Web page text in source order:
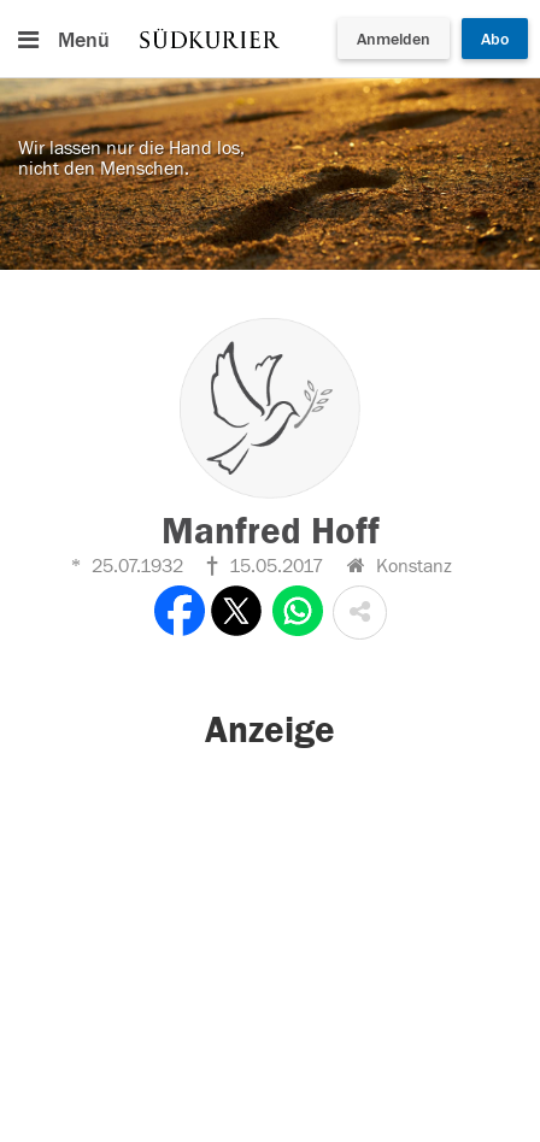
Menü Anmelden Abo
Wir lassen nur die Hand los,
nicht den Menschen.
Manfred Hoff
25.07.1932 15.05.2017 Konstanz
Anzeige